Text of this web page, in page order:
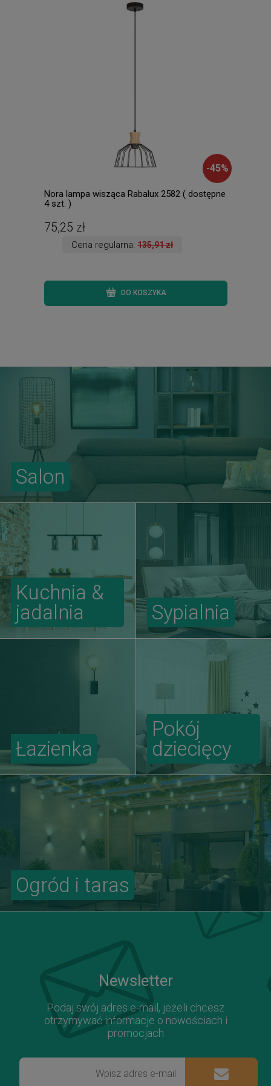
-45%
Nora lampa wisząca Rabalux 2582 ( dostępne
4 szt. )
75,25 zł
Cena regularna:135,91 zł
DO KOSZYKA
Salon
Kuchnia &
jadalnia
Sypialnia
Ogród i taras
Łazienka
Pokój
dziecięcy
Newsletter
Podaj swój adres e-mail, jeżeli chcesz
otrzymywać informacje o nowościach i
promocjach